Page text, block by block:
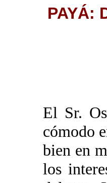
PAYÁ:
El Sr.
cómodo
bien en
los